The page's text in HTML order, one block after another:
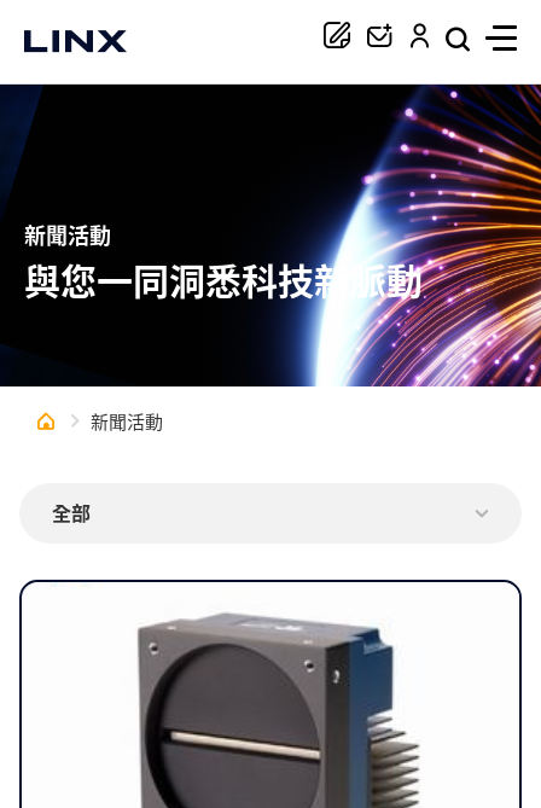
你正在尋找協助嗎？
搜尋
新聞活動
與您一同洞悉科技新脈動
新聞活動
全部